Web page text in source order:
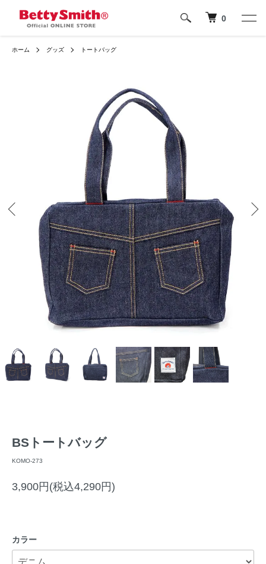
0
ホーム グッズ トートバッグ
BSトートバッグ
KOMO-273
3,900円(税込4,290円)
カラー